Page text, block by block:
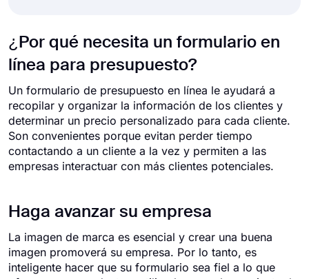
¿Por qué necesita un formulario en
línea para presupuesto?
Un formulario de presupuesto en línea le ayudará a
recopilar y organizar la información de los clientes y
determinar un precio personalizado para cada cliente.
Son convenientes porque evitan perder tiempo
contactando a un cliente a la vez y permiten a las
empresas interactuar con más clientes potenciales.
Haga avanzar su empresa
La imagen de marca es esencial y crear una buena
imagen promoverá su empresa. Por lo tanto, es
inteligente hacer que su formulario sea fiel a lo que